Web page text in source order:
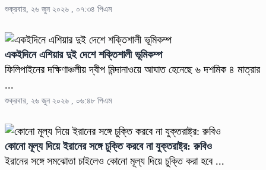
শুক্রবার, ২৬ জুন ২০২৬ , ০৭:৩৪ পিএম
একইদিনে এশিয়ার দুই দেশে শক্তিশালী ভূমিকম্প
ফিলিপাইনের দক্ষিণাঞ্চলীয় দ্বীপ মিন্দানাওয়ে আঘাত হেনেছে ৬ দশমিক ৪ মাত্রার
...
শুক্রবার, ২৬ জুন ২০২৬ , ০৬:৪৮ পিএম
কোনো মূল্য দিয়ে ইরানের সঙ্গে চুক্তি করবে না যুক্তরাষ্ট্র: রুবিও
ইরানের সঙ্গে সমঝোতা চাইলেও কোনো মূল্য দিয়ে চুক্তি করা হবে ...